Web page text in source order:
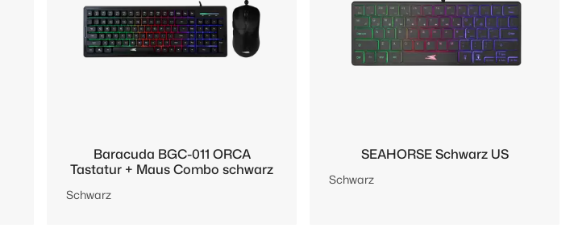
Baracuda BGC-011 ORCA
Tastatur + Maus Combo schwarz
Schwarz
SEAHORSE Schwarz US
Schwarz